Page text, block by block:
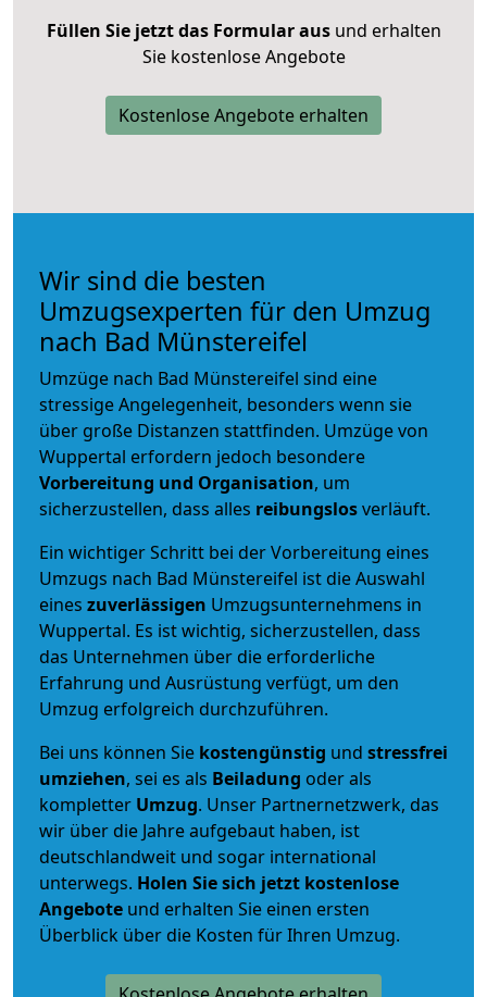
Füllen Sie jetzt das Formular ausund erhalten
Sie kostenlose Angebote
Kostenlose Angebote erhalten
Wir sind die besten
Umzugsexperten für den Umzug
nach Bad Münstereifel
Umzüge nach Bad Münstereifel sind eine
stressige Angelegenheit, besonders wenn sie
über große Distanzen stattfinden. Umzüge von
Wuppertal erfordern jedoch besondere
Vorbereitung und Organisation, um
sicherzustellen, dass alles reibungslosverläuft.
Ein wichtiger Schritt bei der Vorbereitung eines
Umzugs nach Bad Münstereifel ist die Auswahl
eines zuverlässigen Umzugsunternehmens in
Wuppertal. Es ist wichtig, sicherzustellen, dass
das Unternehmen über die erforderliche
Erfahrung und Ausrüstung verfügt, um den
Umzug erfolgreich durchzuführen.
Bei uns können Sie kostengünstig und stressfrei
umziehen, sei es als Beiladung oder als
kompletter Umzug. Unser Partnernetzwerk, das
wir über die Jahre aufgebaut haben, ist
deutschlandweit und sogar international
unterwegs. Holen Sie sich jetzt kostenlose
Angebote und erhalten Sie einen ersten
Überblick über die Kosten für Ihren Umzug.